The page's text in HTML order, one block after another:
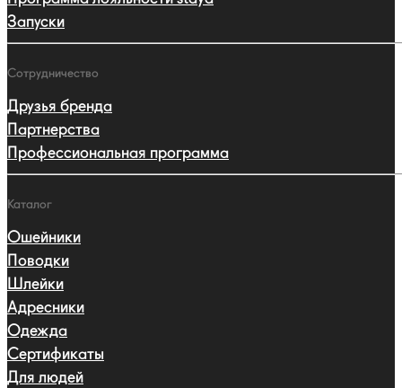
Запуски
Сотрудничество
Друзья бренда
Партнерства
Профессиональная программа
Каталог
Ошейники
Поводки
Шлейки
Адресники
Одежда
Сертификаты
Для людей